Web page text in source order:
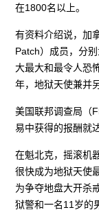
在1800名以上。
有资料介绍说，加
Patch）成员，分
大最大和最令人恐
年，地狱天使兼并
美国联邦调查局（
易中获得的报酬就
在魁北克，摇滚机
很快成为地狱天使
为争夺地盘大开杀
狱警和一名11岁的